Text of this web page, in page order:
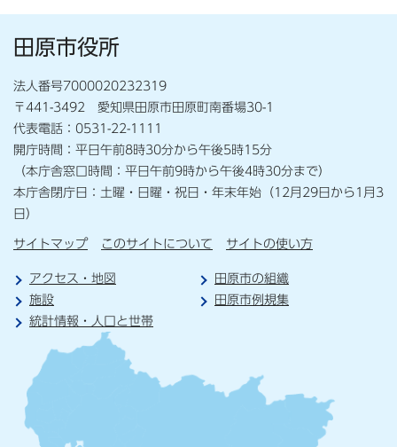
田原市役所
法人番号7000020232319
〒441-3492 愛知県田原市田原町南番場30-1
代表電話：0531-22-1111
開庁時間：平日午前8時30分から午後5時15分
（本庁舎窓口時間：平日午前9時から午後4時30分まで）
本庁舎閉庁日：土曜・日曜・祝日・年末年始（12月29日から1月3
日）
サイトマップ このサイトについて サイトの使い方
アクセス・地図
田原市の組織
施設
田原市例規集
統計情報・人口と世帯